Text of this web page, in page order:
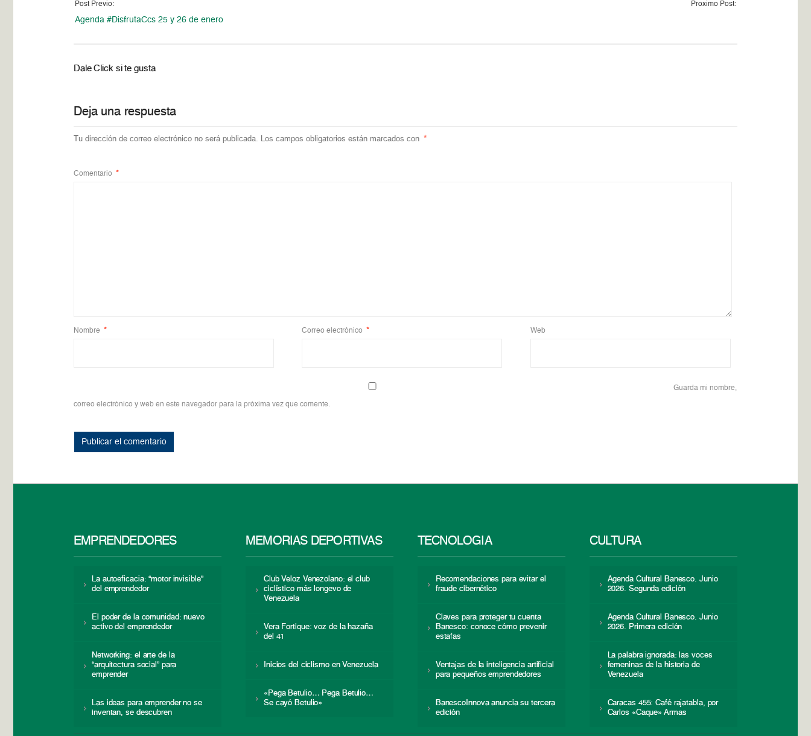
Post Previo:
Agenda #DisfrutaCcs 25 y 26 de enero
Proximo Post:
Dale Click si te gusta
Deja una respuesta
Tu dirección de correo electrónico no será publicada. Los campos obligatorios están marcados con *
Comentario *
Nombre * Correo electrónico * Web
Guarda mi nombre,
correo electrónico y web en este navegador para la próxima vez que comente.
EMPRENDEDORES
La autoeficacia: “motor invisible”
del emprendedor
El poder de la comunidad: nuevo
activo del emprendedor
Networking: el arte de la
“arquitectura social” para
emprender
Las ideas para emprender no se
inventan, se descubren
MEMORIAS DEPORTIVAS
Club Veloz Venezolano: el club
ciclístico más longevo de
Venezuela
Vera Fortique: voz de la hazaña
del 41
Inicios del ciclismo en Venezuela
«Pega Betulio… Pega Betulio…
Se cayó Betulio»
TECNOLOGÍA
Recomendaciones para evitar el
fraude cibernético
Claves para proteger tu cuenta
Banesco: conoce cómo prevenir
estafas
Ventajas de la inteligencia artificial
para pequeños emprendedores
BanescoInnova anuncia su tercera
edición
CULTURA
Agenda Cultural Banesco. Junio
2026. Segunda edición
Agenda Cultural Banesco. Junio
2026. Primera edición
La palabra ignorada: las voces
femeninas de la historia de
Venezuela
Caracas 455: Café rajatabla, por
Carlos «Caque» Armas